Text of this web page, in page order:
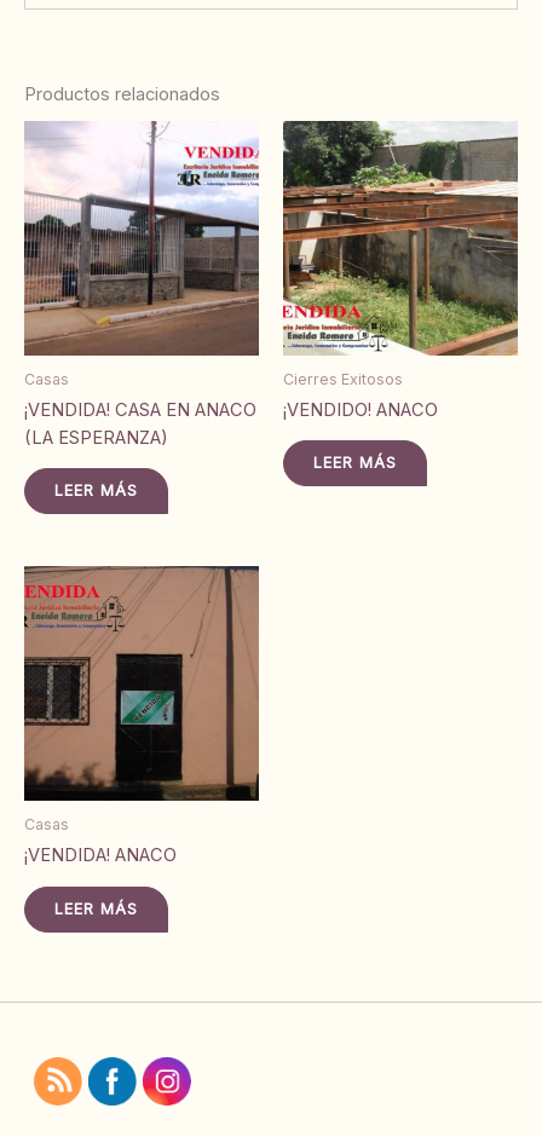
Productos relacionados
Casas
¡VENDIDA! CASA EN ANACO
(LA ESPERANZA)
LEER MÁS
Cierres Exitosos
¡VENDIDO! ANACO
LEER MÁS
Casas
¡VENDIDA! ANACO
LEER MÁS